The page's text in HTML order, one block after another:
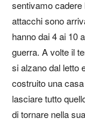
sentivamo cadere
attacchi sono
hanno dai 4 ai 10
guerra. A volte il
si alzano dal letto
costruito una
lasciare tutto
di tornare nella